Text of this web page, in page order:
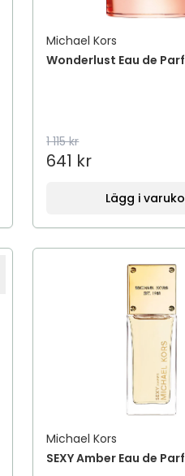
Michael Kors
Wonderlust Eau de
1 115 kr
641 kr
Lägg i
Michael Kors
SEXY Amber Eau de